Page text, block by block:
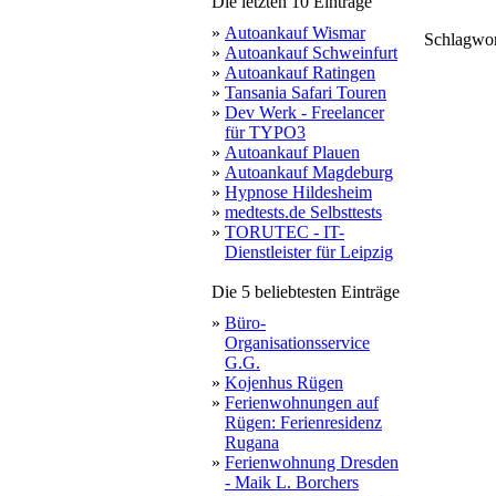
» Autoankauf Wismar
» Autoankauf Schweinfurt
» Autoankauf Ratingen
» Tansania Safari Touren
» Dev Werk - Freelancer
für TYPO3
» Autoankauf Plauen
» Autoankauf Magdeburg
» Hypnose Hildesheim
» medtests.de Selbsttests
» TORUTEC - IT-
Dienstleister für Leipzig
Die 5 beliebtesten Einträge
» Büro-
Organisationsservice
G.G.
» Kojenhus Rügen
» Ferienwohnungen auf
Rügen: Ferienresidenz
Rugana
» Ferienwohnung Dresden
- Maik L. Borchers